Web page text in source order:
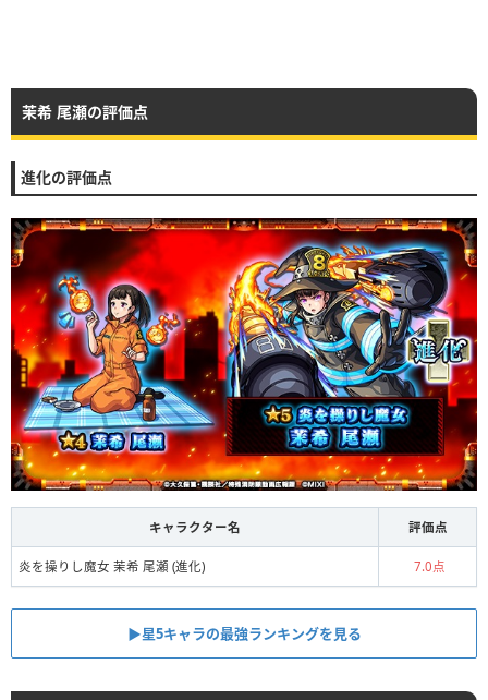
茉希 尾瀬の評価点
進化の評価点
キャラクター名 評価点
炎を操りし魔女 茉希 尾瀬 (進化) 7.0点
▶︎︎星5キャラの最強ランキングを見る